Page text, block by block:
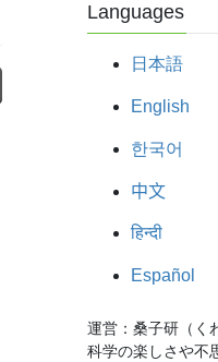
Languages
日本語
English
한국어
中文
हिन्दी
Español
運営：桑子研（く
科学の楽しさや不